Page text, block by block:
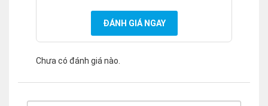
ĐÁNH GIÁ NGAY
Chưa có đánh giá nào.